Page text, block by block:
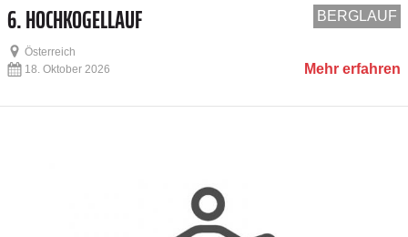
BERGLAUF
6. HOCHKOGELLAUF
Österreich
Mehr erfahren
18. Oktober 2026